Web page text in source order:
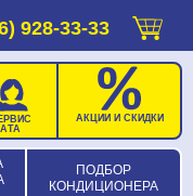
928-33-33
ПОДБОР
КОНДИЦИОНЕРА
АКЦИИ И СКИДКИ